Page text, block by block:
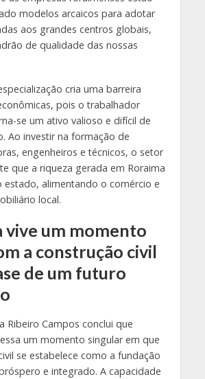
modelos arcaicos para adotar
aos grandes centros globais,
de qualidade das nossas
cria uma barreira
pois o trabalhador
se um ativo valioso e difícil de
Ao investir na formação de
engenheiros e técnicos, o setor
que a riqueza gerada em Roraima
estado, alimentando o comércio e
local.
vive um momento
a construção civil
de um futuro
Ribeiro Campos conclui que
um momento singular em que
se estabelece como a fundação
e integrado. A capacidade